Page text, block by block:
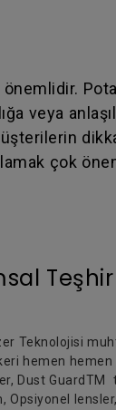
veya
çok
Teknolojisi
hemen
Dust
Opsiyonel